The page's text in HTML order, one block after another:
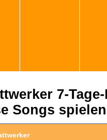
7-
Songs spielen